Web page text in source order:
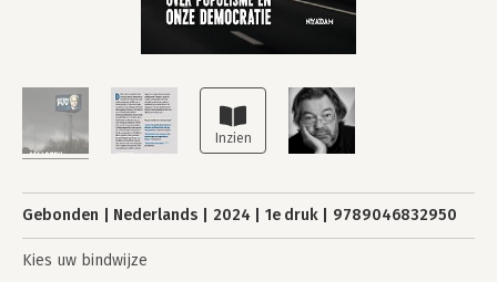
Gebonden Nederlands 2024 1e druk 9789046832950
Kies uw bindwijze